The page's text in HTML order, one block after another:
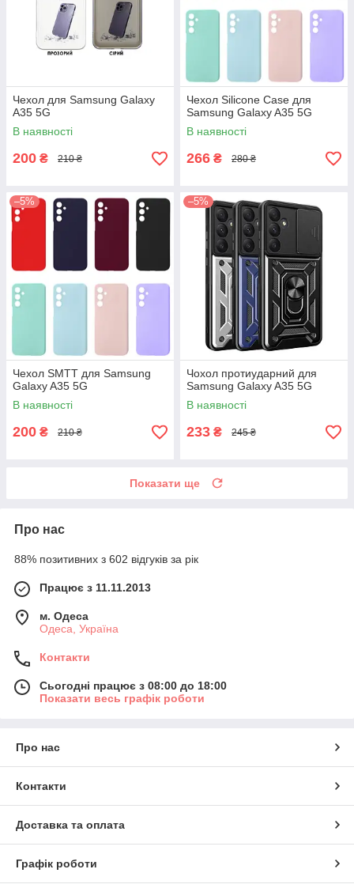
Чехол для Samsung Galaxy
A35 5G
В наявності
200 ₴ 210 ₴
Чехол Silicone Case для
Samsung Galaxy A35 5G
В наявності
266 ₴ 280 ₴
–5%
Чехол SMTT для Samsung
Galaxy A35 5G
В наявності
200 ₴ 210 ₴
–5%
Чохол протиударний для
Samsung Galaxy A35 5G
В наявності
233 ₴ 245 ₴
Показати ще
Про нас
88% позитивних з 602 відгуків за рік
Працює з 11.11.2013
м. Одеса
Одеса, Україна
Контакти
Сьогодні працює з 08:00 до 18:00
Показати весь графік роботи
Про нас
Контакти
Доставка та оплата
Графік роботи